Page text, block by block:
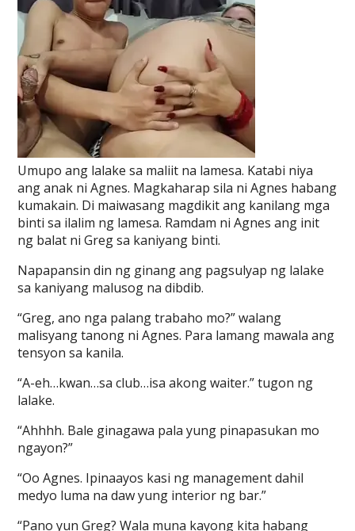
Umupo ang lalake sa maliit na lamesa. Katabi niya
ang anak ni Agnes. Magkaharap sila ni Agnes habang
kumakain. Di maiwasang magdikit ang kanilang mga
binti sa ilalim ng lamesa. Ramdam ni Agnes ang init
ng balat ni Greg sa kaniyang binti.
Napapansin din ng ginang ang pagsulyap ng lalake
sa kaniyang malusog na dibdib.
“Greg, ano nga palang trabaho mo?” walang
malisyang tanong ni Agnes. Para lamang mawala ang
tensyon sa kanila.
“A-eh…kwan…sa club…isa akong waiter.” tugon ng
lalake.
“Ahhhh. Bale ginagawa pala yung pinapasukan mo
ngayon?”
“Oo Agnes. Ipinaayos kasi ng management dahil
medyo luma na daw yung interior ng bar.”
“Pano yun Greg? Wala muna kayong kita habang